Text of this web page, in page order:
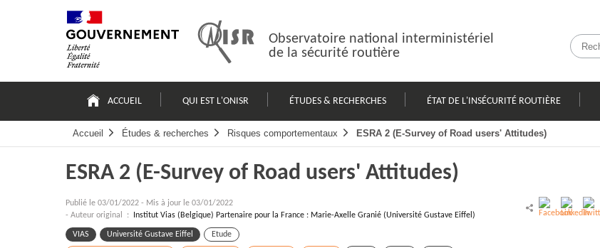
Observatoire national interministériel
de la sécurité routière
principale
ACCUEIL QUI EST L'ONISR ÉTUDES & RECHERCHES ÉTAT DE L'INSÉCURITÉ ROUTIÈRE
Accueil Études & recherches Risques comportementaux ESRA 2 (E-Survey of Road users' Attitudes)
ESRA 2 (E-Survey of Road users' Attitudes)
Publié le 03/01/2022 - Mis à jour le 03/01/2022
- Auteur original :
Institut Vias (Belgique) Partenaire pour la France : Marie-Axelle Granié (Université Gustave Eiffel)
VIAS Université Gustave Eiffel Etude